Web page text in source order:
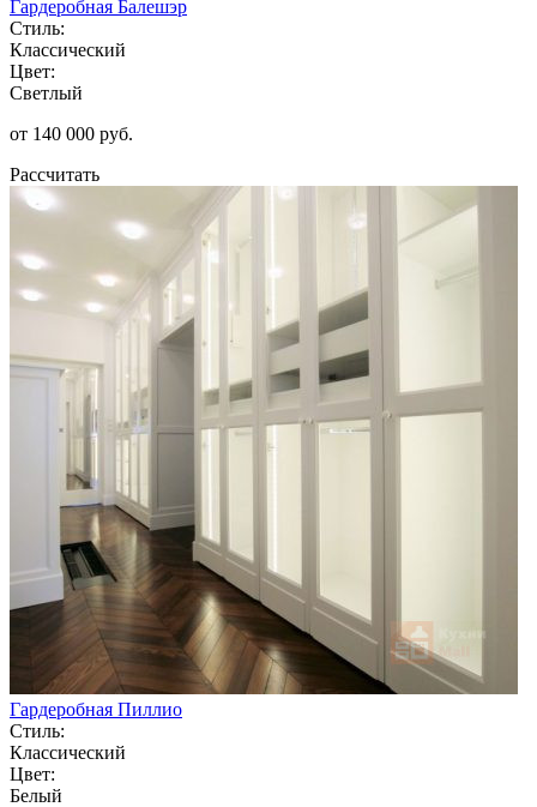
Гардеробная Балешэр
Стиль:
Классический
Цвет:
Светлый
от 140 000 руб.
Рассчитать
Гардеробная Пиллио
Стиль:
Классический
Цвет:
Белый